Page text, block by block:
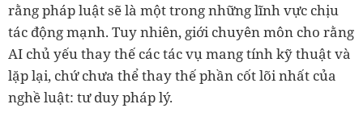
rằng pháp luật sẽ là một trong những lĩnh vực chịu
tác động mạnh. Tuy nhiên, giới chuyên môn cho rằng
AI chủ yếu thay thế các tác vụ mang tính kỹ thuật và
lặp lại, chứ chưa thể thay thế phần cốt lõi nhất của
nghề luật: tư duy pháp lý.